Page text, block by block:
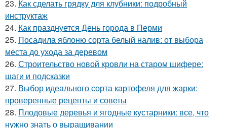
23. Как сделать грядку для клубники: подробный
инструктаж
24. Как празднуется День города в Перми
25. Посадила яблоню сорта белый налив: от выбора
места до ухода за деревом
26. Строительство новой кровли на старом шифере:
шаги и подсказки
27. Выбор идеального сорта картофеля для жарки:
проверенные рецепты и советы
28. Плодовые деревья и ягодные кустарники: все, что
нужно знать о выращивании